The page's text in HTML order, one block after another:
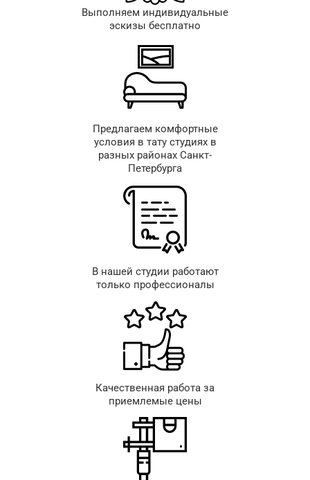
Выполняем индивидуальные
эскизы бесплатно
Предлагаем комфортные
условия в тату студиях в
разных районах Санкт-
Петербурга
В нашей студии работают
только профессионалы
Качественная работа за
приемлемые цены